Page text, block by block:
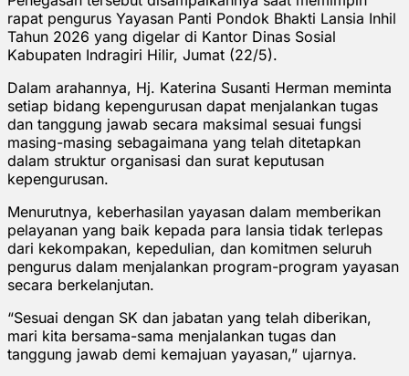
rapat pengurus Yayasan Panti Pondok Bhakti Lansia Inhil
Tahun 2026 yang digelar di Kantor Dinas Sosial
Kabupaten Indragiri Hilir, Jumat (22/5).
Dalam arahannya, Hj. Katerina Susanti Herman meminta
setiap bidang kepengurusan dapat menjalankan tugas
dan tanggung jawab secara maksimal sesuai fungsi
masing-masing sebagaimana yang telah ditetapkan
dalam struktur organisasi dan surat keputusan
kepengurusan.
Menurutnya, keberhasilan yayasan dalam memberikan
pelayanan yang baik kepada para lansia tidak terlepas
dari kekompakan, kepedulian, dan komitmen seluruh
pengurus dalam menjalankan program-program yayasan
secara berkelanjutan.
“Sesuai dengan SK dan jabatan yang telah diberikan,
mari kita bersama-sama menjalankan tugas dan
tanggung jawab demi kemajuan yayasan,” ujarnya.